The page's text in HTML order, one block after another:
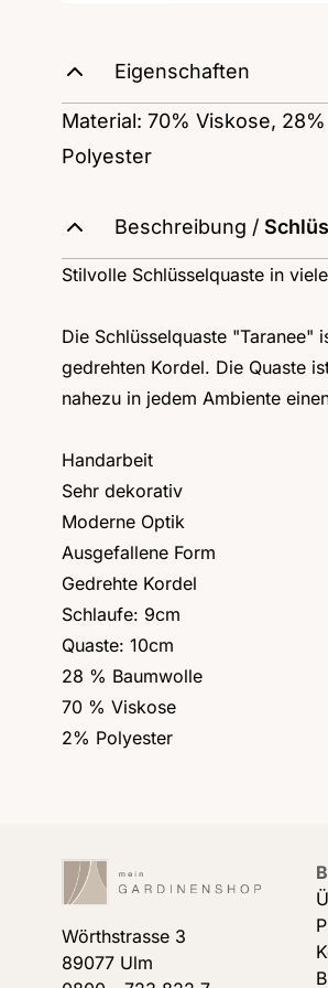
Eigenschaften
Material: 70% Viskose,
Polyester
Beschreibung /
Stilvolle Schlüsselquaste in
Die Schlüsselquaste
gedrehten Kordel. Die Quaste
nahezu in jedem Ambiente
Handarbeit
Sehr dekorativ
Moderne Optik
Ausgefallene Form
Gedrehte Kordel
Schlaufe: 9cm
Quaste: 10cm
28 % Baumwolle
70 % Viskose
2% Polyester
Wörthstrasse 3
89077 Ulm